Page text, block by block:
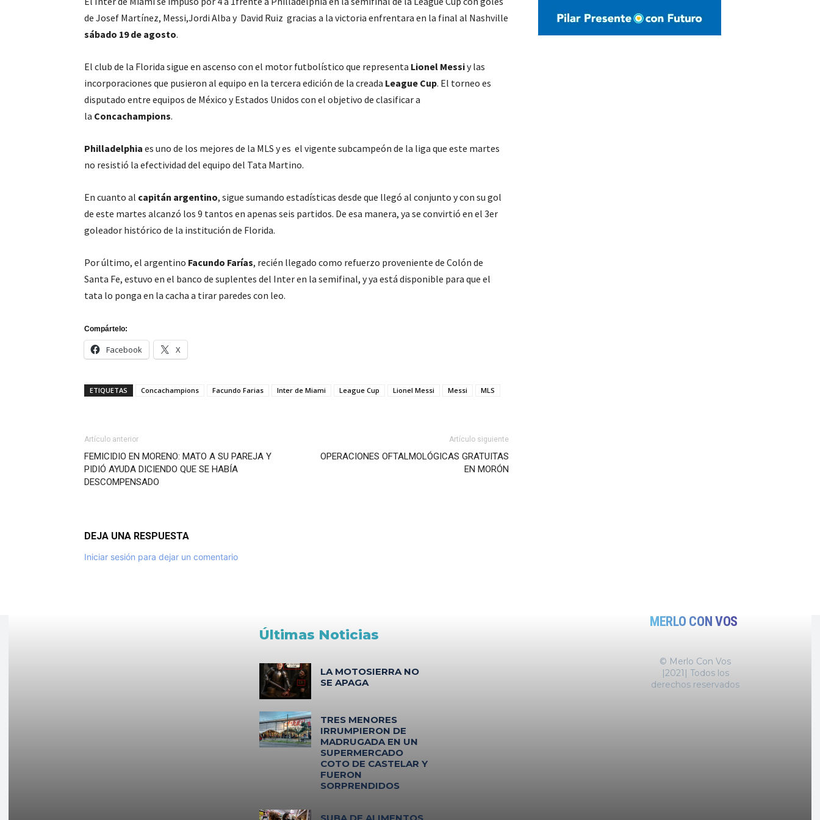
de Josef Martínez, Messi,Jordi Alba y David Ruiz gracias a la victoria enfrentara en la final al Nashville
sábado 19 de agosto.
El club de la Florida sigue en ascenso con el motor futbolístico que representa Lionel Messiy las
incorporaciones que pusieron al equipo en la tercera edición de la creada League Cup. El torneo es
disputado entre equipos de México y Estados Unidos con el objetivo de clasificar a
la Concachampions.
Philladelphia es uno de los mejores de la MLS y es el vigente subcampeón de la liga que este martes
no resistió la efectividad del equipo del Tata Martino.
En cuanto al capitán argentino, sigue sumando estadísticas desde que llegó al conjunto y con su gol
de este martes alcanzó los 9 tantos en apenas seis partidos. De esa manera, ya se convirtió en el 3er
goleador histórico de la institución de Florida.
Por último, el argentino Facundo Farías, recién llegado como refuerzo proveniente de Colón de
Santa Fe, estuvo en el banco de suplentes del Inter en la semifinal, y ya está disponible para que el
tata lo ponga en la cacha a tirar paredes con leo.
Compártelo:
Facebook X
ETIQUETAS Concachampions Facundo Farias Inter de Miami League Cup Lionel Messi Messi MLS
Artículo anterior
FEMICIDIO EN MORENO: MATO A SU PAREJA Y
PIDIÓ AYUDA DICIENDO QUE SE HABÍA
DESCOMPENSADO
Artículo siguiente
OPERACIONES OFTALMOLÓGICAS GRATUITAS
EN MORÓN
DEJA UNA RESPUESTA
Iniciar sesión para dejar un comentario
Últimas Noticias
LA MOTOSIERRA NO
SE APAGA
TRES MENORES
IRRUMPIERON DE
MADRUGADA EN UN
SUPERMERCADO
COTO DE CASTELAR Y
FUERON
SORPRENDIDOS
MERLO CON VOS
© Merlo Con Vos
|2021| Todos los
derechos reservados